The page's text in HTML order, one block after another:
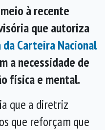
à recente
que autoriza
Carteira Nacional
a necessidade de
física e mental.
que a diretriz
que reforçam que